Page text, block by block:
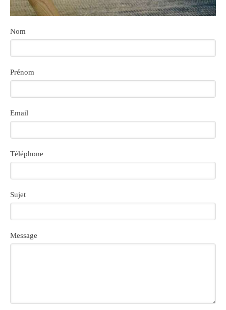
Nom
Prénom
Email
Téléphone
Sujet
Message